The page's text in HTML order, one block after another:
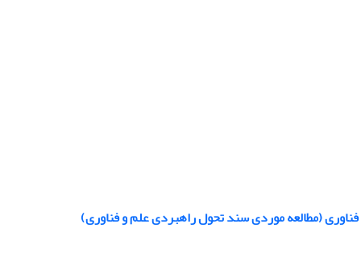
(مطالعه موردی سند تحول راهبردی علم و فناوری)